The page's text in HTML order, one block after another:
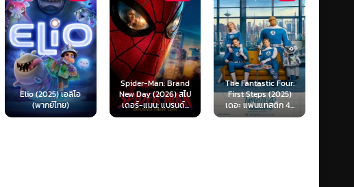
Spider-Man: Brand
New Day (2026) สไป
เดอร์-แมน: แบรนด์...
The Fantastic Four:
First Steps (2025)
เดอะ แฟนแทสติก 4...
Kraken (2025) คราเคน
เลื้อยสยอง 20,000
โยชน์...